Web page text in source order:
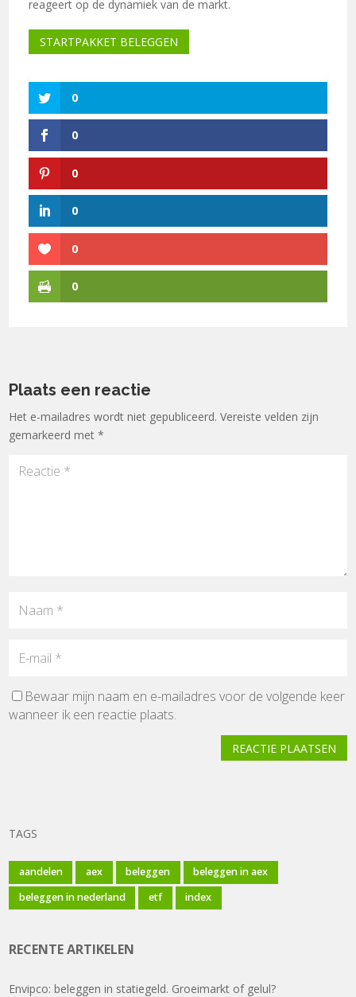
reageert op de dynamiek van de markt.
STARTPAKKET BELEGGEN
0
0
0
0
0
0
Plaats een reactie
Het e-mailadres wordt niet gepubliceerd. Vereiste velden zijn
gemarkeerd met*
Bewaar mijn naam en e-mailadres voor de volgende keer
wanneer ik een reactie plaats.
REACTIE PLAATSEN
TAGS
aandelen aex beleggen
beleggen in aex
beleggen in nederland
etf index
RECENTE ARTIKELEN
Envipco: beleggen in statiegeld. Groeimarkt of gelul?